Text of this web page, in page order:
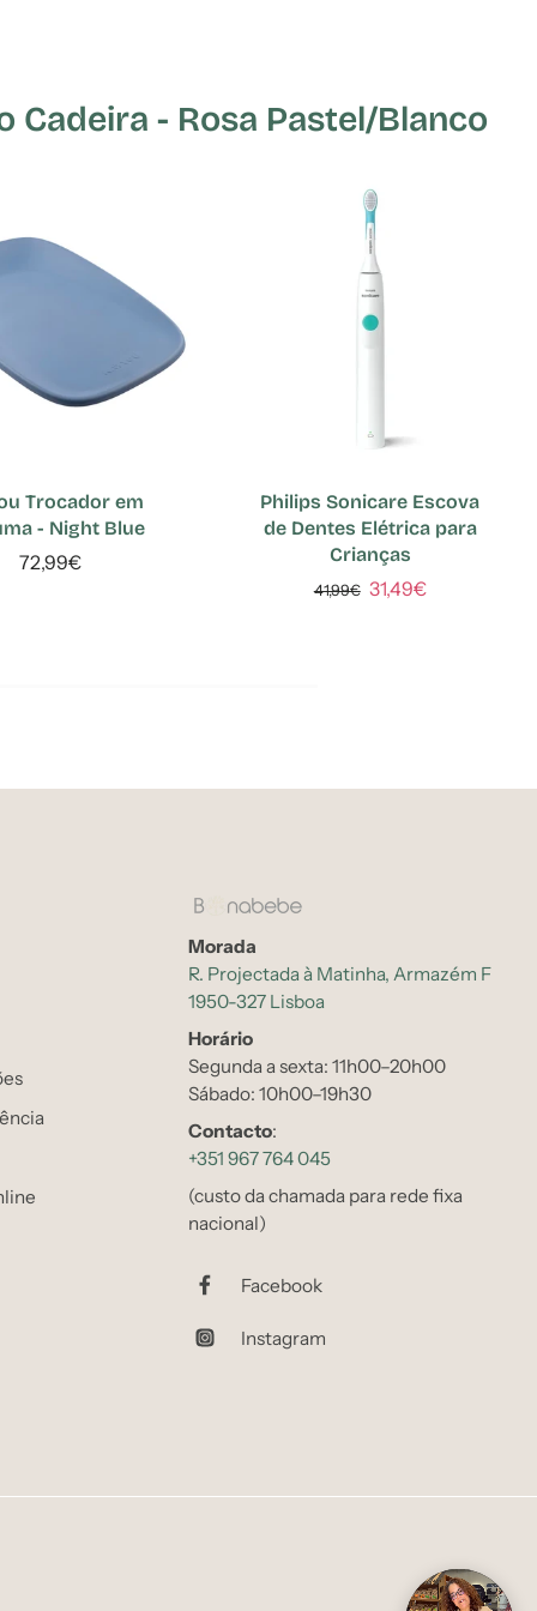
- Rosa Pastel/Blanco
Trocador em
- Night Blue
72,99€
Philips Sonicare Escova
de Dentes Elétrica para
Crianças
41,99€ 31,49€
Morada
R. Projectada à Matinha, Armazém F
1950-327 Lisboa
Horário
Segunda a sexta: 11h00–20h00
Sábado: 10h00–19h30
Contacto:
+351 967 764 045
(custo da chamada para rede fixa
nacional)
Facebook
Instagram